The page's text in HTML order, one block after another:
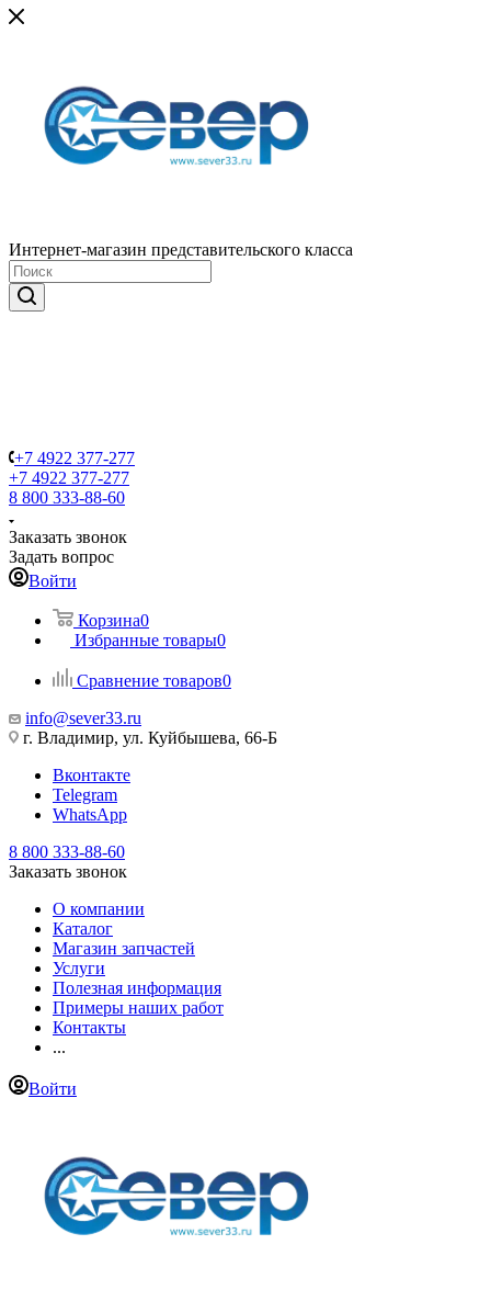
Интернет-магазин представительского класса
+7 4922 377-277
+7 4922 377-277
8 800 333-88-60
Заказать звонок
Задать вопрос
Войти
Корзина0
Избранные товары0
Сравнение товаров0
info@sever33.ru
г. Владимир, ул. Куйбышева, 66-Б
Вконтакте
Telegram
WhatsApp
8 800 333-88-60
Заказать звонок
О компании
Каталог
Магазин запчастей
Услуги
Полезная информация
Примеры наших работ
Контакты
...
Войти